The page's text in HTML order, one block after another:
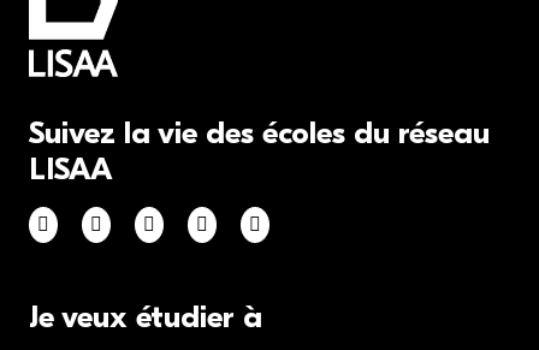
Suivez la vie des écoles du réseau
LISAA
Je veux étudier à